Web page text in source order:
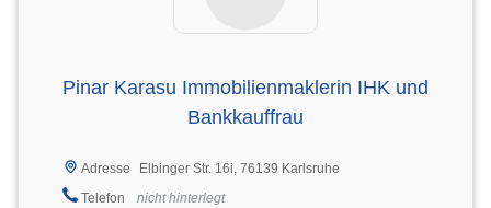
Pinar Karasu Immobilienmaklerin IHK und
Bankkauffrau
Adresse
Elbinger Str. 16i, 76139 Karlsruhe
Telefon
nicht hinterlegt